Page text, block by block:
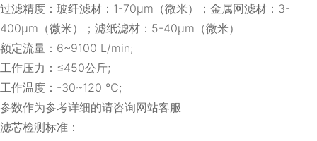
过滤精度：玻纤滤材：1-70μm（微米）；金属网滤材：3-
400μm（微米）；滤纸滤材：5-40μm（微米）
额定流量：6~9100 L/min;
工作压力：≤450公斤;
工作温度：-30~120 ℃;
参数作为参考详细的请咨询网站客服
滤芯检测标准：